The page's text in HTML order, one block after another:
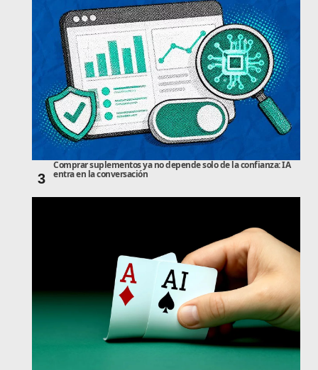
3
Comprar suplementos ya no depende solo de la confianza: IA
entra en la conversación